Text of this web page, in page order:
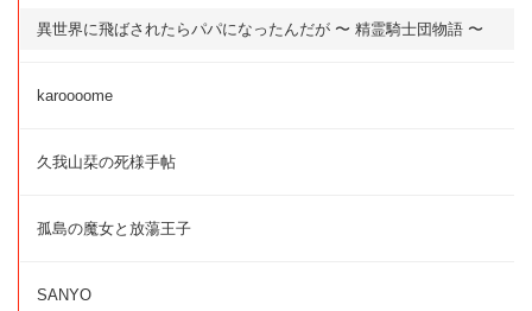
異世界に飛ばされたらパパになったんだが 〜 精霊騎士団物語 〜
karoooome
久我山栞の死様手帖
孤島の魔女と放蕩王子
SANYO